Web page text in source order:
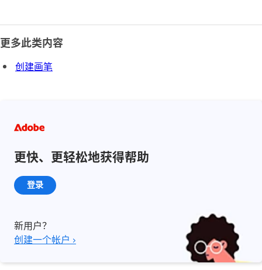
更多此类内容
创建画笔
更快、更轻松地获得帮助
登录
新用户？
创建一个帐户 ›